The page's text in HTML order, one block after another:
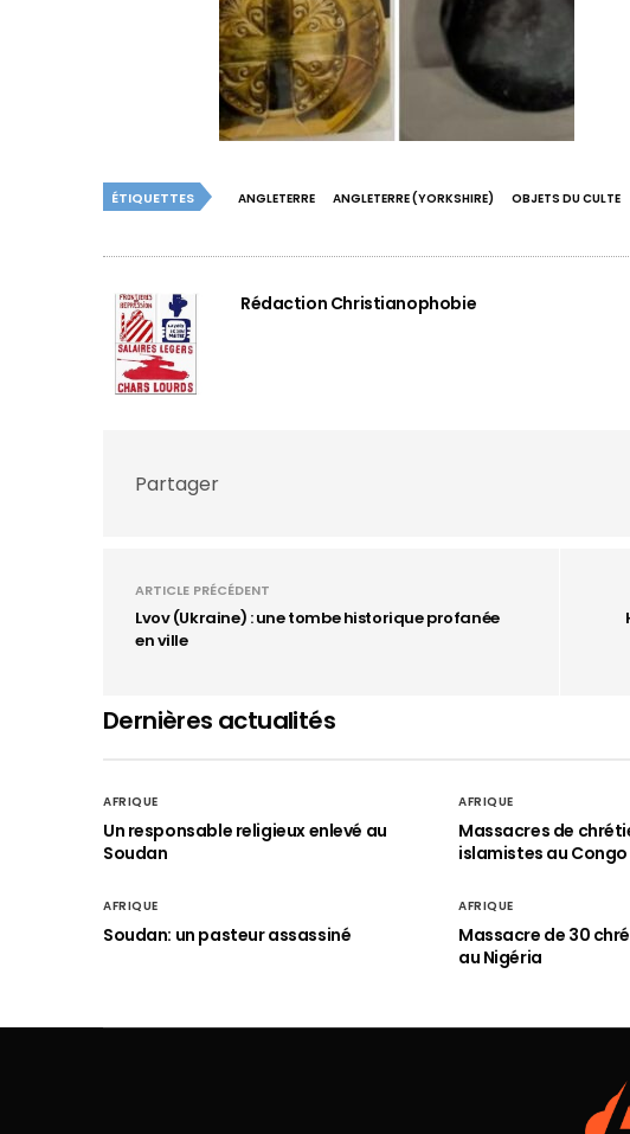
ÉTIQUETTES ANGLETERRE ANGLETERRE (YORKSHIRE) OBJETS DU CULTE
Rédaction Christianophobie
Partager
ARTICLE PRÉCÉDENT
Lvov (Ukraine) : une tombe historique profanée
en ville
Dernières actualités
AFRIQUE
Un responsable religieux enlevé au
Soudan
AFRIQUE
Massacres de
islamistes au Congo
AFRIQUE
Soudan: un pasteur assassiné
AFRIQUE
Massacre de 30
au Nigéria